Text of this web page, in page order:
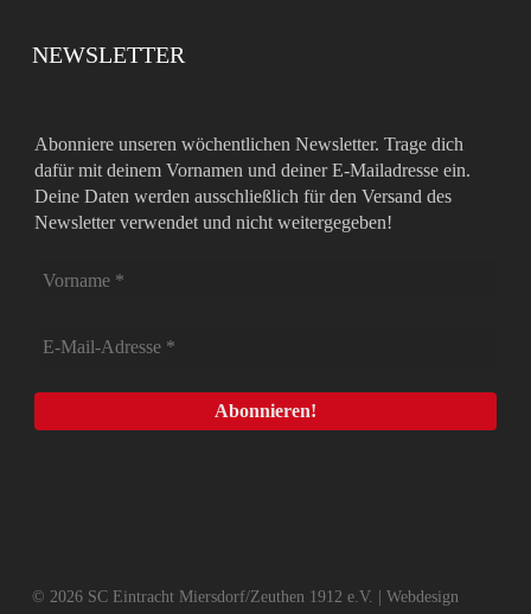
NEWSLETTER
Abonniere unseren wöchentlichen Newsletter. Trage dich
dafür mit deinem Vornamen und deiner E-Mailadresse ein.
Deine Daten werden ausschließlich für den Versand des
Newsletter verwendet und nicht weitergegeben!
© 2026 SC Eintracht Miersdorf/Zeuthen 1912 e.V. | Webdesign